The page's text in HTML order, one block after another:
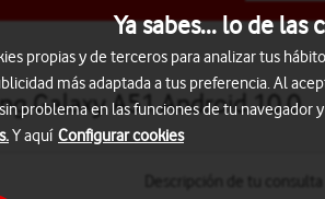
Galaxy A51 Android 10.0
Ya sabes... lo de las
propias y de terceros para analizar tus
más adaptada a tus preferencia. Al
problema en las funciones de tu navegador
Y aquí Configurar cookies